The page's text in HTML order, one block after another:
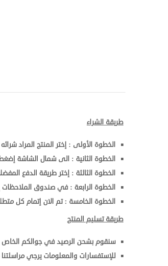
طريقة الشراء
الخطوة الأولى : إختر المنتج المراد
الخطوة الثانية : الى شمال الشاشة
الخطوة الثالثة : إختر طريقة الدفع
الخطوة الرابعة : في صندوق الملاحظات
الخطوة الخامسة : تم الان إتمام كل
طريقة تسليم المنتج
سنقوم بشحن الرصيد في جوالكم الخاص
للإستفسارات والمعلومات يرجي